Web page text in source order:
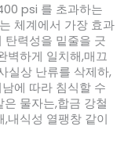
psi 를 초과하는
체계에서 가장 효과
탄력성을 밑줄을 긋
벽하게 일치해,매끄
실상 난류를 삭제하,
에 따라 침식할 수
물자는,합금 강철
내식성 열팽창 같이